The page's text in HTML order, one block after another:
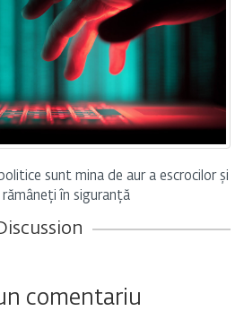
sunt mina de aur a escrocilor și
rămâneți în siguranță
comentariu